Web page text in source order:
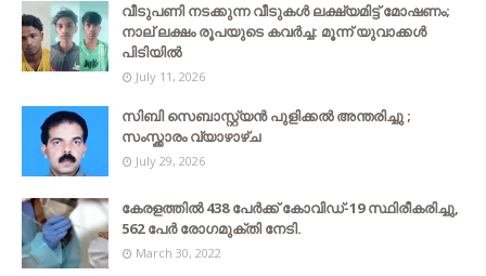
വീടുപണി നടക്കുന്ന വീടുകൾ ലക്ഷ്യമിട്ട് മോഷണം;
നാല് ലക്ഷം രൂപയുടെ കവർച്ച: മൂന്ന് യുവാക്കൾ
പിടിയിൽ
July 11, 2026
സിബി സെബാസ്റ്റ്യന്‍ പുളിക്കല്‍ അന്തരിച്ചു ;
സംസ്ക്കാരം വ്യാഴാഴ്ച
July 29, 2026
കേരളത്തില്‍ 438 പേര്‍ക്ക് കോവിഡ്-19 സ്ഥിരീകരിച്ചു,
562 പേര്‍ രോഗമുക്തി നേടി.
March 30, 2022